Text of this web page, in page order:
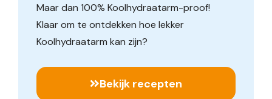
Maar dan 100% Koolhydraatarm-proof!
Klaar om te ontdekken hoe lekker
Koolhydraatarm kan zijn?
Bekijk recepten